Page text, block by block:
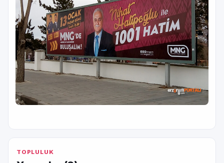
TOPLULUK